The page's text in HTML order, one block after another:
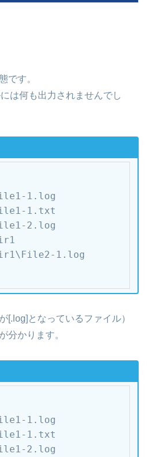
です。
は何も出力されませんでし
1.log
1.txt
2.log
1.log
[.log]となっているファイル）
分かります。
1.log
1.txt
2.log